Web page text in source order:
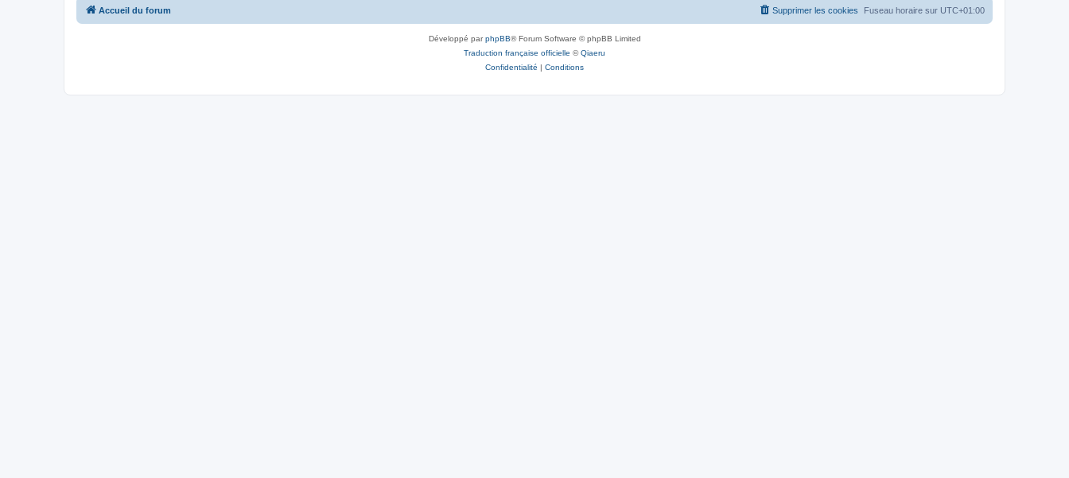
Accueil du forum Fuseau horaire sur UTC+01:00
Supprimer les cookies
Développé parphpBB® Forum Software © phpBB Limited
Traduction française officielle ©Qiaeru
Confidentialité | Conditions